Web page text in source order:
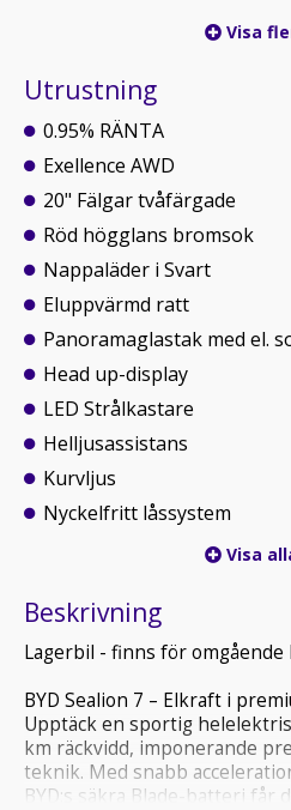
Visa
Utrustning
0.95% RÄNTA
Exellence AWD
20" Fälgar tvåfärgade
Röd högglans bromsok
Nappaläder i Svart
Eluppvärmd ratt
Panoramaglastak med el.
Head up-display
LED Strålkastare
Helljusassistans
Kurvljus
Nyckelfritt låssystem
Visa
Beskrivning
Lagerbil - finns för omgående
BYD Sealion 7 – Elkraft i
Upptäck en sportig
km räckvidd, imponerande
teknik. Med snabb
BYD:s säkra Blade-batteri får